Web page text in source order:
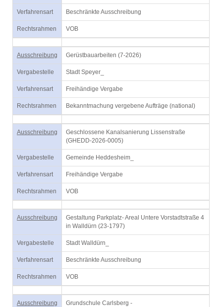
Verfahrensart Beschränkte Ausschreibung
Rechtsrahmen VOB
Ausschreibung Gerüstbauarbeiten (7-2026)
Vergabestelle Stadt Speyer_
Verfahrensart Freihändige Vergabe
Rechtsrahmen Bekanntmachung vergebene Aufträge (national)
Ausschreibung
Geschlossene Kanalsanierung Lissenstraße
(GHEDD-2026-0005)
Vergabestelle Gemeinde Heddesheim_
Verfahrensart Freihändige Vergabe
Rechtsrahmen VOB
Ausschreibung
Gestaltung Parkplatz- Areal Untere Vorstadtstraße 4
in Walldürn (23-1797)
Vergabestelle Stadt Walldürn_
Verfahrensart Beschränkte Ausschreibung
Rechtsrahmen VOB
Ausschreibung
Grundschule Carlsberg -